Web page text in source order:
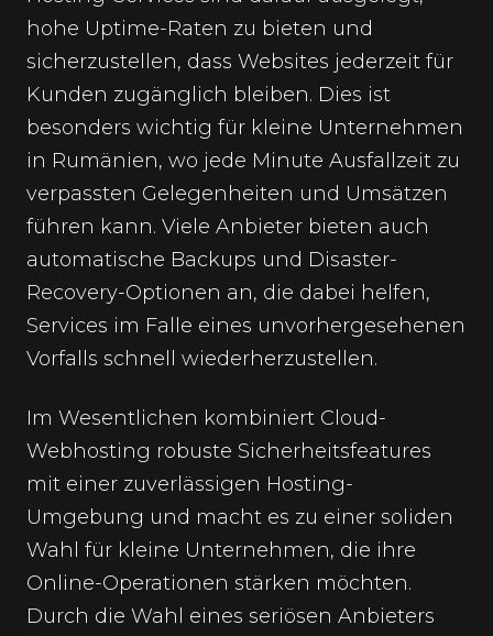
hohe Uptime-Raten zu bieten und
sicherzustellen, dass Websites jederzeit für
Kunden zugänglich bleiben. Dies ist
besonders wichtig für kleine Unternehmen
in Rumänien, wo jede Minute Ausfallzeit zu
verpassten Gelegenheiten und Umsätzen
führen kann. Viele Anbieter bieten auch
automatische Backups und Disaster-
Recovery-Optionen an, die dabei helfen,
Services im Falle eines unvorhergesehenen
Vorfalls schnell wiederherzustellen.
Im Wesentlichen kombiniert Cloud-
Webhosting robuste Sicherheitsfeatures
mit einer zuverlässigen Hosting-
Umgebung und macht es zu einer soliden
Wahl für kleine Unternehmen, die ihre
Online-Operationen stärken möchten.
Durch die Wahl eines seriösen Anbieters